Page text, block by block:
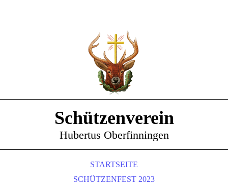
Schützenverein
Hubertus Oberfinningen
STARTSEITE
SCHÜTZENFEST 2023